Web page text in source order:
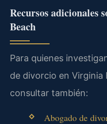
Recursos adicionales
Beach
Para quienes
de divorcio en Virginia
consultar también:
Abogado de